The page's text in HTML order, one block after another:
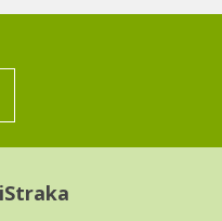
iStraka